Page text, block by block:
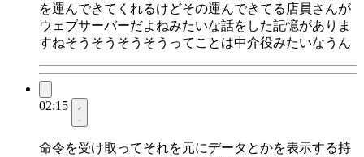
を運んできてくれるけどその運んできてる店員さんが
ウェブサーバーだよねみたいな話をした記憶がありま
すねそうそうそうそうってことは中介役みたいなうん
02:15
命令を受け取ってそれを元にデータとかを表示する持